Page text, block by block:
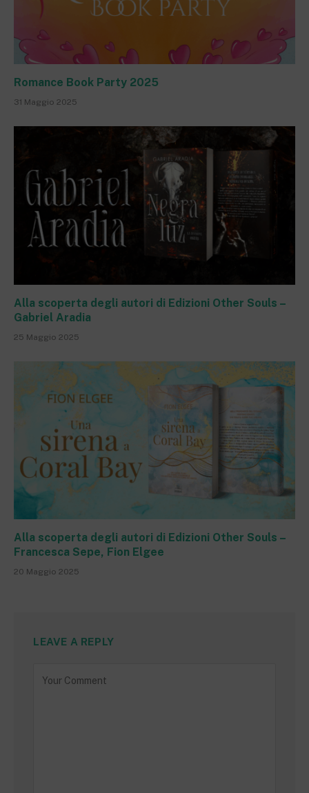
Romance Book Party 2025
31 Maggio 2025
Alla scoperta degli autori di Edizioni Other Souls –
Gabriel Aradia
25 Maggio 2025
Alla scoperta degli autori di Edizioni Other Souls –
Francesca Sepe, Fion Elgee
20 Maggio 2025
LEAVE A REPLY